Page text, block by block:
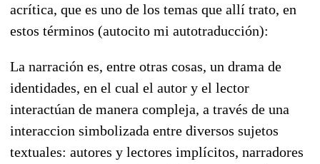
acrítica, que es uno de los temas que allí trato, en
estos términos (autocito mi autotraducción):
La narración es, entre otras cosas, un drama de
identidades, en el cual el autor y el lector
interactúan de manera compleja, a través de una
interaccion simbolizada entre diversos sujetos
textuales: autores y lectores implícitos, narradores